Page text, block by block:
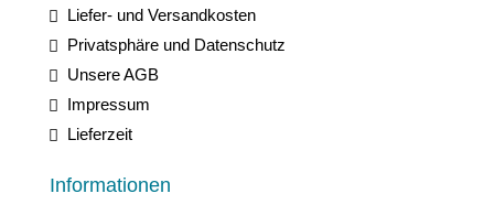
Liefer- und Versandkosten
Privatsphäre und Datenschutz
Unsere AGB
Impressum
Lieferzeit
Informationen